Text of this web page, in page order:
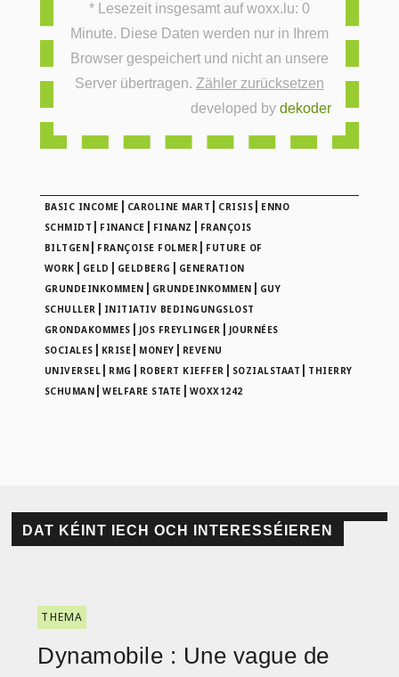
* Lesezeit insgesamt auf woxx.lu: 0
Minute. Diese Daten werden nur in Ihrem
Browser gespeichert und nicht an unsere
Server übertragen. Zähler zurücksetzen
developed bydekoder
BASIC INCOME | CAROLINE MART | CRISIS | ENNO
SCHMIDT | FINANCE | FINANZ | FRANÇOIS
BILTGEN | FRANÇOISE FOLMER | FUTURE OF
WORK | GELD | GELDBERG | GENERATION
GRUNDEINKOMMEN | GRUNDEINKOMMEN | GUY
SCHULLER | INITIATIV BEDINGUNGSLOST
GRONDAKOMMES | JOS FREYLINGER | JOURNÉES
SOCIALES | KRISE | MONEY | REVENU
UNIVERSEL | RMG | ROBERT KIEFFER | SOZIALSTAAT | THIERRY
SCHUMAN |WELFARE STATE | WOXX1242
DAT KÉINT IECH OCH INTERESSÉIEREN
THEMA
Dynamobile : Une vague de